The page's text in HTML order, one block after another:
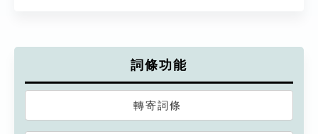
詞條功能
轉寄詞條